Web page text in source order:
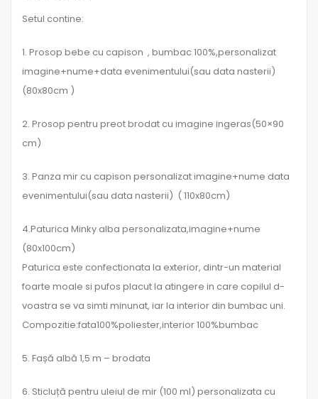
Setul contine:
1. Prosop bebe cu capison , bumbac 100%,personalizat
imagine+nume+data evenimentului(sau data nasterii)
(80x80cm )
2. Prosop pentru preot brodat cu imagine ingeras(50×90
cm)
3. Panza mir cu capison personalizat imagine+nume data
evenimentului(sau data nasterii) ( 110x80cm)
4.Paturica Minky alba personalizata,imagine+nume
(80x100cm)
Paturica este confectionata la exterior, dintr-un material
foarte moale si pufos placut la atingere in care copilul d-
voastra se va simti minunat, iar la interior din bumbac uni.
Compozitie:fata100%poliester,interior 100%bumbac
5. Fașă albă 1,5 m – brodata
6. Sticluță pentru uleiul de mir (100 ml) personalizata cu